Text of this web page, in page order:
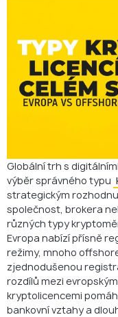
4. Evropa vs. offshore:
5. Která varianta
Závěrečné shrnutí: jak
FAQ: Typy
Globální trh s
výběr správného typu
strategickým
společnost, brokera
různých typy
Evropa nabízí přísně
režimy, mnoho
zjednodušenou
rozdílů mezi
kryptolicencemi
bankovní vztahy a